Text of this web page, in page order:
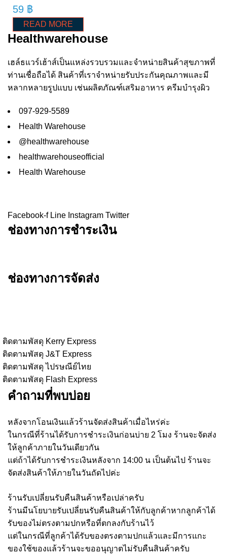
59 ฿
READ MORE
Healthwarehouse
เฮล์ธแวร์เฮ้าส์เป็นแหล่งรวบรวมและจำหน่ายสินค้าสุขภาพที่
ท่านเชื่อถือได้ สินค้าที่เราจำหน่ายรับประกันคุณภาพและมี
หลากหลายรูปแบบ เช่นผลิตภัณฑ์เสริมอาหาร ครีมบำรุงผิว
097-929-5589
Health Warehouse
@healthwarehouse
healthwarehouseofficial
Health Warehouse
Facebook-f Line Instagram Twitter
ช่องทางการชำระเงิน
ช่องทางการจัดส่ง
ติดตามพัสดุ Kerry Express
ติดตามพัสดุ J&T Express
ติดตามพัสดุ ไปรษณีย์ไทย
ติดตามพัสดุ Flash Express
คำถามที่พบบ่อย
หลังจากโอนเงินแล้วร้านจัดส่งสินค้าเมื่อไหร่ค่ะ
ในกรณีที่ร้านได้รับการชำระเงินก่อนบ่าย 2 โมง ร้านจะจัดส่ง
ให้ลูกค้าภายในวันเดียวกัน
แต่ถ้าได้รับการชำระเงินหลังจาก 14:00 น เป็นต้นไป ร้านจะ
จัดส่งสินค้าให้ภายในวันถัดไปค่ะ
ร้านรับเปลี่ยนรับคืนสินค้าหรือเปล่าครับ
ร้านมีนโยบายรับเปลี่ยนรับคืนสินค้าให้กับลูกค้าหากลูกค้าได้
รับของไม่ตรงตามปกหรือที่ตกลงกับร้านไว้
แต่ในกรณีที่ลูกค้าได้รับของตรงตามปกแล้วและมีการแกะ
ของใช้ของแล้วร้านจะขออนุญาตไม่รับคืนสินค้าครับ